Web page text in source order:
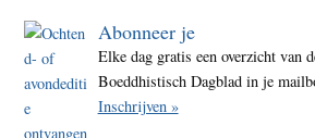
Abonneer je
Elke dag gratis een overzicht van
Boeddhistisch Dagblad in je
Inschrijven »